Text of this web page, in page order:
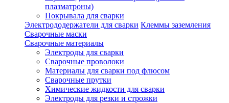
плазматроны)
Покрывала для сварки
Электрододержатели для сварки Клеммы заземления
Сварочные маски
Сварочные материалы
Электроды для сварки
Сварочные проволоки
Материалы для сварки под флюсом
Сварочные прутки
Химические жидкости для сварки
Электроды для резки и строжки